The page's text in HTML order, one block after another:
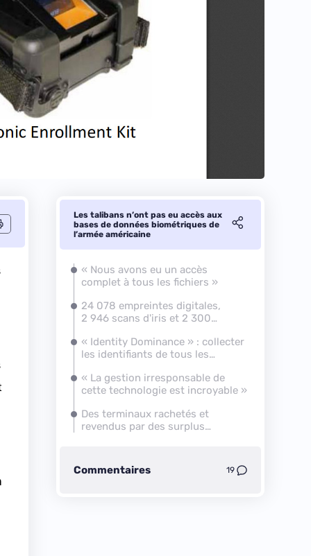
Les talibans n’ont pas eu accès aux
bases de données biométriques de
l’armée américaine
« Nous avons eu un accès
complet à tous les fichiers »
24 078 empreintes digitales,
2 946 scans d'iris et 2 300
« Identity Dominance » : collecter
les identifiants de tous les
« La gestion irresponsable de
cette technologie est incroyable »
Des terminaux rachetés et
revendus par des surplus
Commentaires 19